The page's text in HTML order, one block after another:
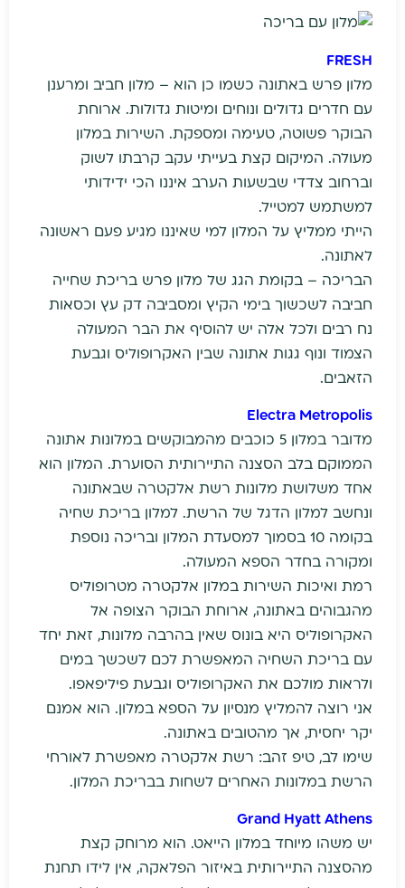
FRESH
מלון פרש באתונה כשמו כן הוא – מלון חביב ומרענן
עם חדרים גדולים ונוחים ומיטות גדולות. ארוחת
הבוקר פשוטה, טעימה ומספקת. השירות במלון
מעולה. המיקום קצת בעייתי עקב קרבתו לשוק
וברחוב צדדי שבשעות הערב איננו הכי ידידותי
למשתמש למטייל.
הייתי ממליץ על המלון למי שאיננו מגיע פעם ראשונה
לאתונה.
הבריכה – בקומת הגג של מלון פרש בריכת שחייה
חביבה לשכשוך בימי הקיץ ומסביבה דק עץ וכסאות
נח רבים ולכל אלה יש להוסיף את הבר המעולה
הצמוד ונוף גגות אתונה שבין האקרופוליס וגבעת
הזאבים.
Electra Metropolis
מדובר במלון 5 כוכבים מהמבוקשים במלונות אתונה
הממוקם בלב הסצנה התיירותית הסוערת. המלון הוא
אחד משלושת מלונות רשת אלקטרה שבאתונה
ונחשב למלון הדגל של הרשת. למלון בריכת שחיה
בקומה 10 בסמוך למסעדת המלון ובריכה נוספת
ומקורה בחדר הספא המעולה.
רמת ואיכות השירות במלון אלקטרה מטרופוליס
מהגבוהים באתונה, ארוחת הבוקר הצופה אל
האקרופוליס היא בונוס שאין בהרבה מלונות, זאת יחד
עם בריכת השחיה המאפשרת לכם לשכשך במים
ולראות מולכם את האקרופוליס וגבעת פיליפאפו.
אני רוצה להמליץ מנסיון על הספא במלון. הוא אמנם
יקר יחסית, אך מהטובים באתונה.
שימו לב, טיפ זהב: רשת אלקטרה מאפשרת לאורחי
הרשת במלונות האחרים לשחות בבריכת המלון.
Grand Hyatt Athens
יש משהו מיוחד במלון הייאט. הוא מרוחק קצת
מהסצנה התיירותית באיזור הפלאקה, אין לידו תחנת